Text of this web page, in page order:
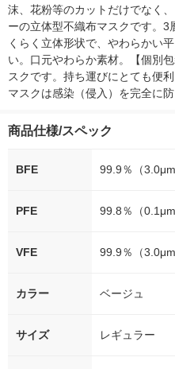
沫、花粉等のカットだけでなく
ーの立体型不織布マスクです。3
くらく立体形状で、やわらかい
い。口元やわらか素材。【個別
スクです。持ち運びにとても便
マスクは感染（侵入）を完全に
商品仕様/スペック
BFE 99.9％（3.0μm
PFE 99.8％（0.1μm
VFE 99.9％（3.0μm
カラー ベージュ
サイズ レギュラー